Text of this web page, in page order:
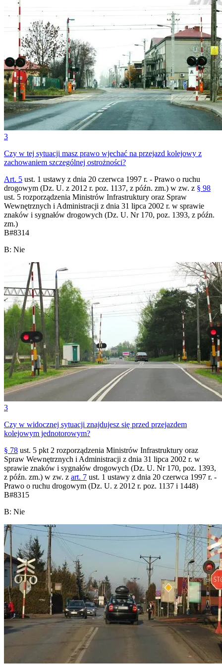
3
Czy w tej sytuacji masz prawo wjechać na przejazd kolejowy z
zachowaniem szczególnej ostrożności?
Art. 5 ust. 1 ustawy z dnia 20 czerwca 1997 r. - Prawo o ruchu
drogowym (Dz. U. z 2012 r. poz. 1137, z późn. zm.) w zw. z § 98
ust. 5 rozporządzenia Ministrów Infrastruktury oraz Spraw
Wewnętrznych i Administracji z dnia 31 lipca 2002 r. w sprawie
znaków i sygnałów drogowych (Dz. U. Nr 170, poz. 1393, z późn.
zm.)
B#8314
B: Nie
3
Czy w widocznej sytuacji znajdujesz się przed przejazdem
kolejowym jednotorowym?
§ 78 ust. 5 pkt 2 rozporządzenia Ministrów Infrastruktury oraz
Spraw Wewnętrznych i Administracji z dnia 31 lipca 2002 r. w
sprawie znaków i sygnałów drogowych (Dz. U. Nr 170, poz. 1393,
z późn. zm.) w zw. z art. 7 ust. 1 ustawy z dnia 20 czerwca 1997 r. -
Prawo o ruchu drogowym (Dz. U. z 2012 r. poz. 1137 i 1448)
B#8315
B: Nie